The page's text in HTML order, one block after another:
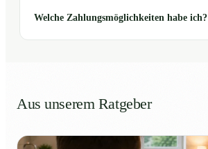
Welche Zahlungsmöglichkeiten habe ich?
Aus unserem Ratgeber